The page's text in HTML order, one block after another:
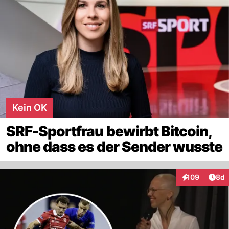
Kein OK
SRF-Sportfrau bewirbt Bitcoin,
ohne dass es der Sender wusste
109
Interaktionen
8d